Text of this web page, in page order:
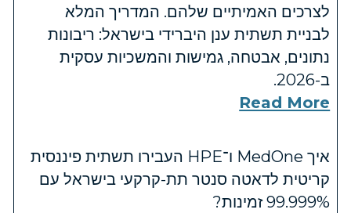
לצרכים האמיתיים שלהם. המדריך המלא
לבניית תשתית ענן היברידי בישראל: ריבונות
נתונים, אבטחה, גמישות והמשכיות עסקית
ב-2026.
Read More
איך MedOne ו־HPE העבירו תשתית פיננסית
קריטית לדאטה סנטר תת-קרקעי בישראל עם
‎99.999%‎ זמינות?